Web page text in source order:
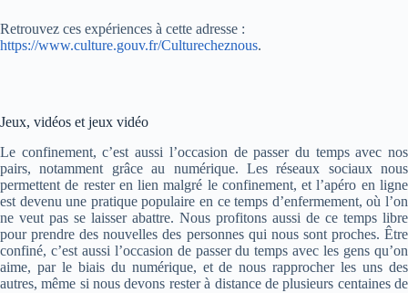
Retrouvez ces expériences à cette adresse :
https://www.culture.gouv.fr/Culturecheznous.
Jeux, vidéos et jeux vidéo
Le confinement, c’est aussi l’occasion de passer du temps avec nos
pairs, notamment grâce au numérique. Les réseaux sociaux nous
permettent de rester en lien malgré le confinement, et l’apéro en ligne
est devenu une pratique populaire en ce temps d’enfermement, où l’on
ne veut pas se laisser abattre. Nous profitons aussi de ce temps libre
pour prendre des nouvelles des personnes qui nous sont proches. Être
confiné, c’est aussi l’occasion de passer du temps avec les gens qu’on
aime, par le biais du numérique, et de nous rapprocher les uns des
autres, même si nous devons rester à distance de plusieurs centaines de